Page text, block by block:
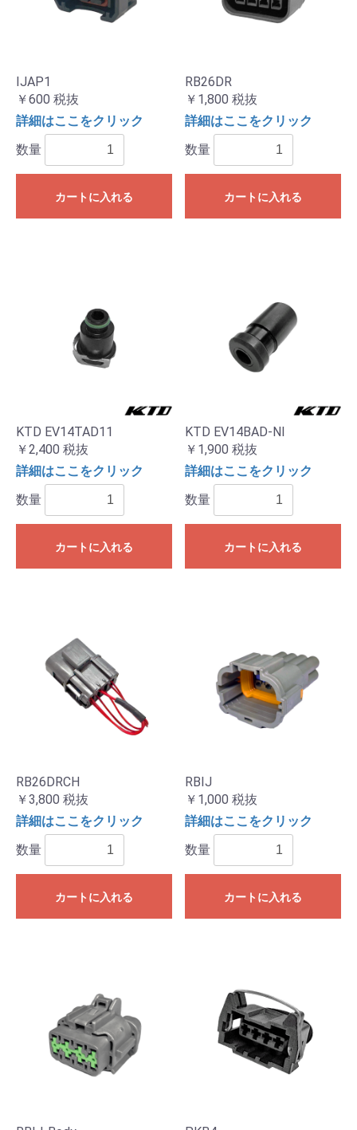
IJAP1
￥600 税抜
詳細はここをクリック
数量
カートに入れる
RB26DR
￥1,800 税抜
詳細はここをクリック
数量
カートに入れる
KTD EV14TAD11
￥2,400 税抜
詳細はここをクリック
数量
カートに入れる
KTD EV14BAD-NI
￥1,900 税抜
詳細はここをクリック
数量
カートに入れる
RB26DRCH
￥3,800 税抜
詳細はここをクリック
数量
カートに入れる
RBIJ
￥1,000 税抜
詳細はここをクリック
数量
カートに入れる